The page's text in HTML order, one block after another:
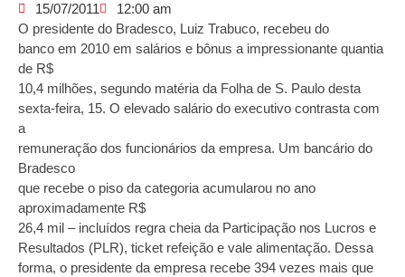
15/07/2011
12:00 am
O presidente do Bradesco, Luiz Trabuco, recebeu do
banco em 2010 em salários e bônus a impressionante quantia
de R$
10,4 milhões, segundo matéria da Folha de S. Paulo desta
sexta-feira, 15. O elevado salário do executivo contrasta com
a
remuneração dos funcionários da empresa. Um bancário do
Bradesco
que recebe o piso da categoria acumularou no ano
aproximadamente R$
26,4 mil – incluídos regra cheia da Participação nos Lucros e
Resultados (PLR), ticket refeição e vale alimentação. Dessa
forma, o presidente da empresa recebe 394 vezes mais que